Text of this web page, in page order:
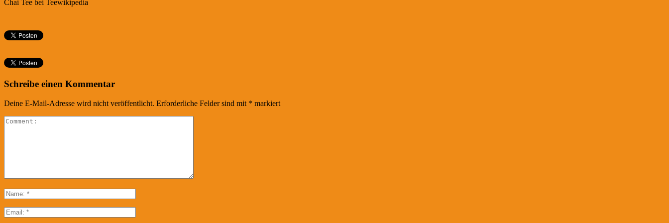
Chai Tee bei Teewikipedia
Schreibe einen Kommentar
Deine E-Mail-Adresse wird nicht veröffentlicht. Erforderliche Felder sind mit * markiert